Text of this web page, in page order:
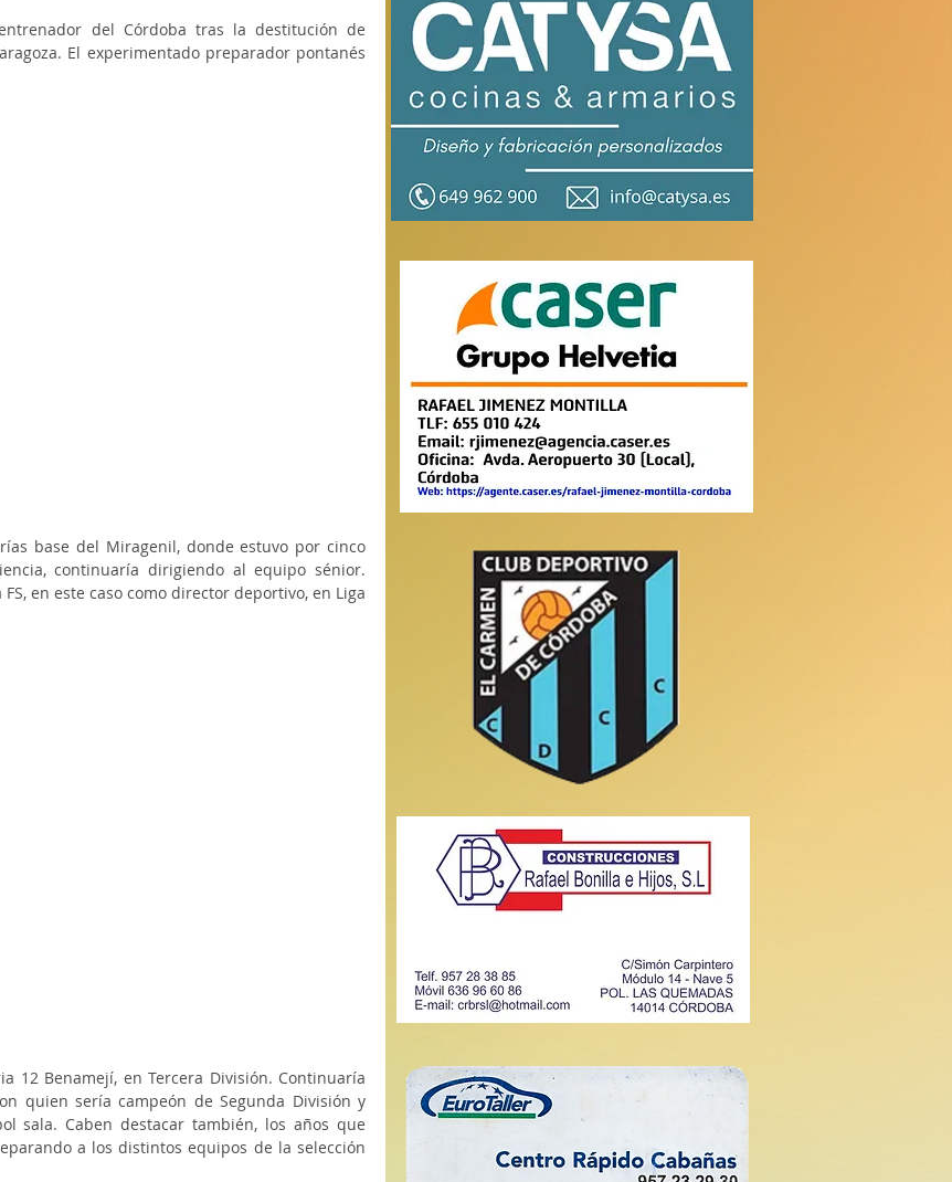
del Córdoba tras la destitución de
El experimentado preparador pontanés
base del Miragenil, donde estuvo por cinco
continuaría dirigiendo al equipo sénior.
en este caso como director deportivo, en Liga
12 Benamejí, en Tercera División. Continuaría
quien sería campeón de Segunda División y
sala. Caben destacar también, los años que
a los distintos equipos de la selección